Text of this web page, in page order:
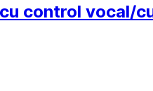
control vocal/